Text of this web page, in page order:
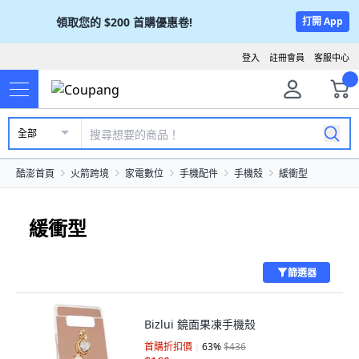
領取您的 $200 首購優惠卷! 打開 App
客服中心
註冊會員
登入
全部
酷澎首頁 火箭跨境 家電數位 手機配件 手機殼 緩衝型
緩衝型
篩選器
Bizlui 鏡面果凍手機殼
首購折扣價 63%$436